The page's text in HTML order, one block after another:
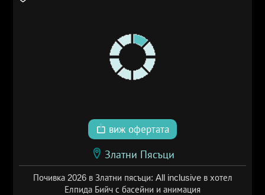
виж офертата
Златни Пясъци
Почивка 2026 в Златни пясъци: All inclusive в хотел
Елпида Бийч с басейни и анимация